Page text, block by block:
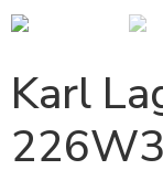
Karl